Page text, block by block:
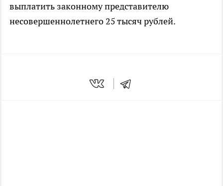
выплатить законному представителю
несовершеннолетнего 25 тысяч рублей.